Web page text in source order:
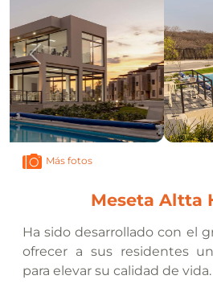
Anterior
Más fotos
Meseta Altta
Ha sido desarrollado con el
ofrecer a sus residentes
para elevar su calidad de vida.